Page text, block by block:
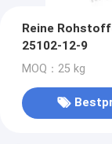
Reine
25102-12-9
MOQ：25 kg